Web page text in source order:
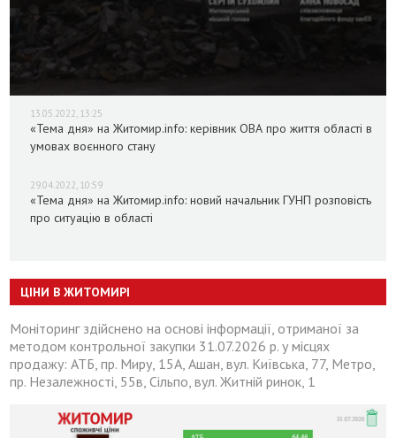
13.05.2022, 13:25
«Тема дня» на Житомир.info: керівник ОВА про життя області в
умовах воєнного стану
29.04.2022, 10:59
«Тема дня» на Житомир.info: новий начальник ГУНП розповість
про ситуацію в області
ЦІНИ В ЖИТОМИРІ
Моніторинг здійснено на основі інформації, отриманої за
методом контрольної закупки 31.07.2026 р. у місцях
продажу: АТБ, пр. Миру, 15А, Ашан, вул. Київська, 77, Метро,
пр. Незалежності, 55в, Сільпо, вул. Житній ринок, 1